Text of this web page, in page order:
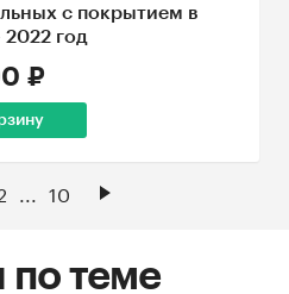
с покрытием в
2022 год
₽
... 10
по теме